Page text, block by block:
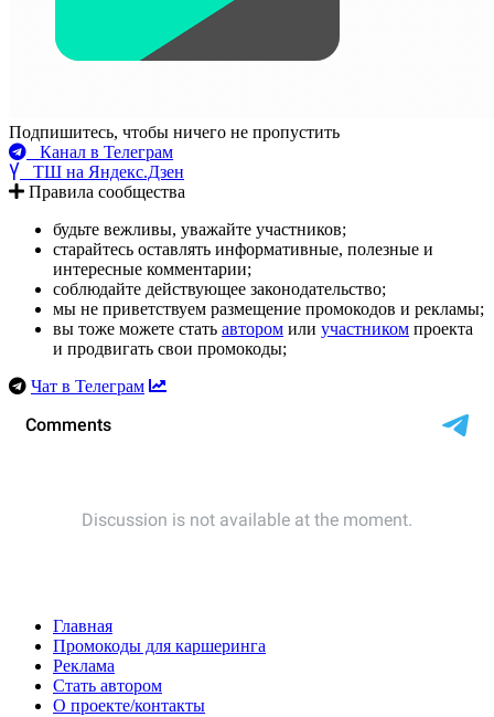
Подпишитесь, чтобы ничего не пропустить
Канал в Телеграм
ТШ на Яндекс.Дзен
Правила сообщества
будьте вежливы, уважайте участников;
старайтесь оставлять информативные, полезные и
интересные комментарии;
соблюдайте действующее законодательство;
мы не приветствуем размещение промокодов и рекламы;
вы тоже можете стать автором или участником проекта
и продвигать свои промокоды;
Чат в Телеграм
Главная
Промокоды для каршеринга
Реклама
Стать автором
О проекте/контакты